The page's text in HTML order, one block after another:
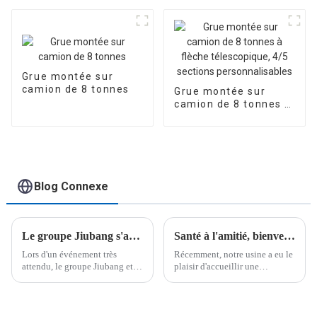
flexible, caisse de
chargement
personnalisée
Grue montée sur
camion de 8 tonnes
Grue montée sur
camion de 8 tonnes à
Blog Connexe
Le groupe Jiubang s'associe à Jiangling Motors pour « Saisir la tendance, créer l'avenir ensemble »
Lors d'un événement très
attendu, le groupe Jiubang et
Santé à l'amitié, bienvenue aux clients d'Asie centrale pour nous rendre visite
Récemment, notre usine a eu le
plaisir d'accueillir une